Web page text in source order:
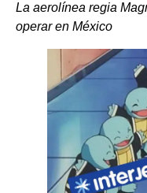
La aerolínea regia
operar en México